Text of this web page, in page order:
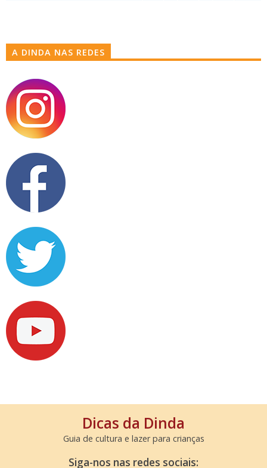
A DINDA NAS REDES
Dicas da Dinda
Guia de cultura e lazer para crianças
Siga-nos nas redes sociais: